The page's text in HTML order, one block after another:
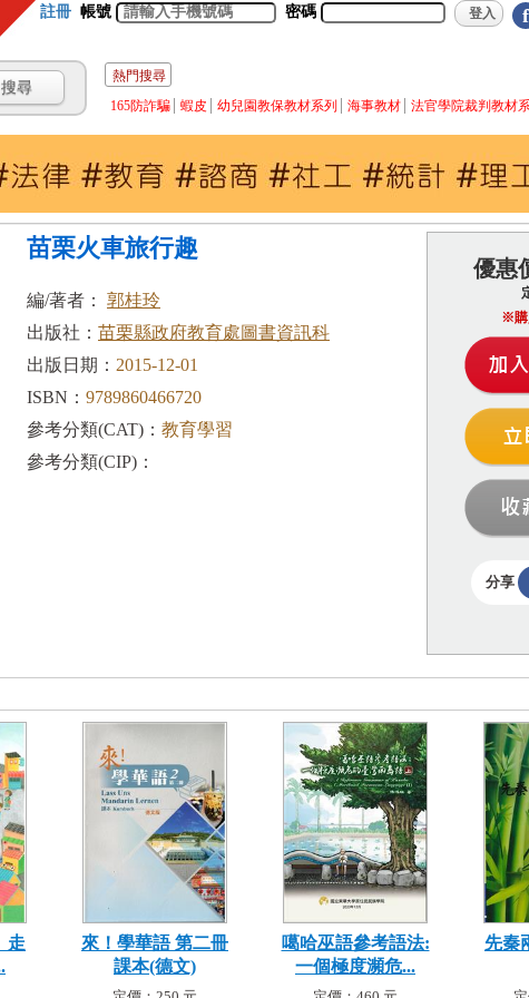
註冊 帳號 密碼
熱門搜尋
165防詐騙
蝦皮 幼兒園教保教材系列 海事教材 法官學院裁判教材
苗栗火車旅行趣
編/著者： 郭桂玲
出版社： 苗栗縣政府教育處圖書資訊科
出版日期： 2015-12-01
ISBN： 9789860466720
參考分類(CAT)： 教育學習
參考分類(CIP)：
優惠
※購
分享
走
來！學華語 第二冊
課本(德文)
噶哈巫語參考語法:
一個極度瀕危...
先秦